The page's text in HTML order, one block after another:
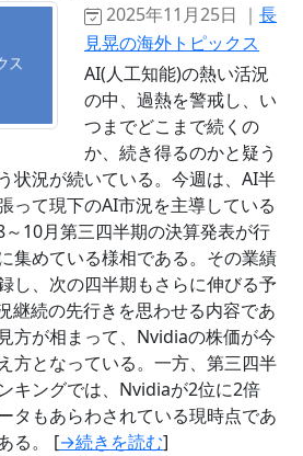
2025年11月25日 ｜ 長
見晃の海外トピックス
AI(人工知能)の熱い活況
の中、過熱を警戒し、い
つまでどこまで続くの
か、続き得るのかと疑う
状況が続いている。今週は、AI半
って現下のAI市況を主導している
10月第三四半期の決算発表が行
集めている様相である。その業績
し、次の四半期もさらに伸びる予
継続の先行きを思わせる内容であ
方が相まって、Nvidiaの株価が今
方となっている。一方、第三四半
キングでは、Nvidiaが2位に2倍
タもあらわされている現時点であ
る。 [→続きを読む]